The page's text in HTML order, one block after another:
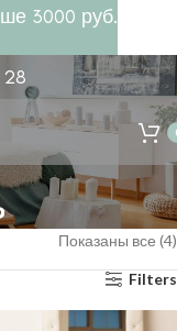
Показаны все (4)
Filters
3000 руб.